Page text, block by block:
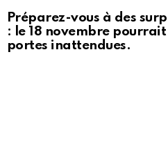
Préparez-vous à des
: le 18 novembre
portes inattendues.